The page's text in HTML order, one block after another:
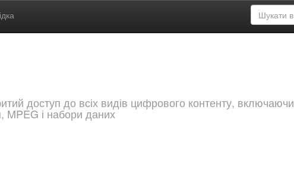
доступ до всіх видів цифрового контенту, включаючи
MPEG і набори даних